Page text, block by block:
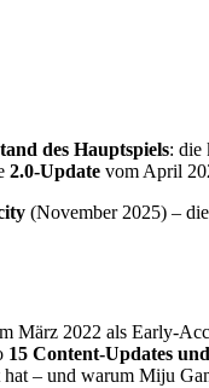
des Hauptspiels: die
2.0-Update vom April
(November 2025) –
März 2022 als Early-
15 Content-Updates
– und warum Miju